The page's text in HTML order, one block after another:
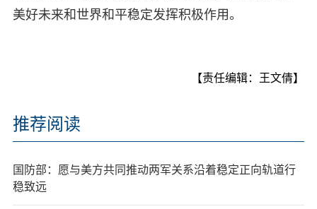
美好未来和世界和平稳定发挥积极作用。
【责任编辑：王文倩】
推荐阅读
国防部：愿与美方共同推动两军关系沿着稳定正向轨道行
稳致远